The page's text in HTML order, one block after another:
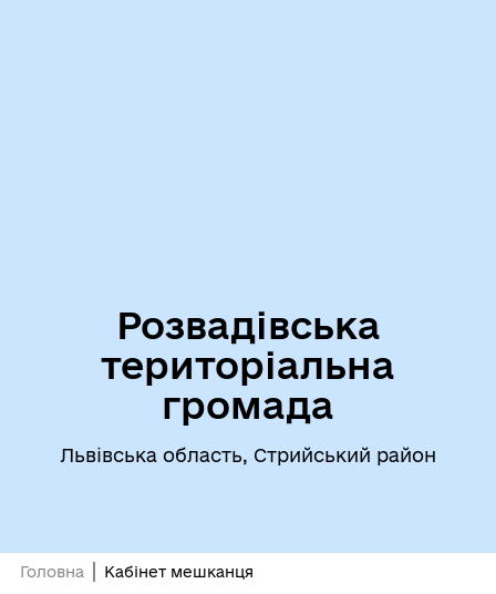
Розвадівська
територіальна
громада
Львівська область, Стрийський район
Головна Кабінет мешканця